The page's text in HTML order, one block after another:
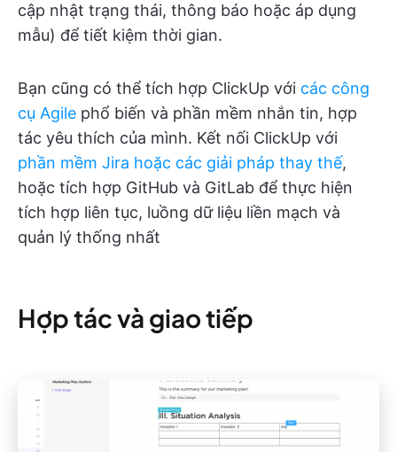
cập nhật trạng thái, thông báo hoặc áp dụng
mẫu) để tiết kiệm thời gian.
Bạn cũng có thể tích hợp ClickUp với các công
cụ Agile phổ biến và phần mềm nhắn tin, hợp
tác yêu thích của mình. Kết nối ClickUp với
phần mềm Jira hoặc các giải pháp thay thế,
hoặc tích hợp GitHub và GitLab để thực hiện
tích hợp liên tục, luồng dữ liệu liền mạch và
quản lý thống nhất
Hợp tác và giao tiếp